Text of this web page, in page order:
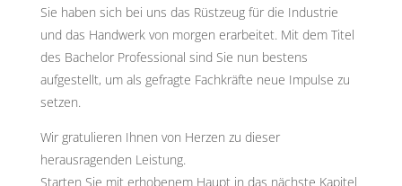
Sie haben sich bei uns das Rüstzeug für die Industrie
und das Handwerk von morgen erarbeitet. Mit dem Titel
des Bachelor Professional sind Sie nun bestens
aufgestellt, um als gefragte Fachkräfte neue Impulse zu
setzen.
Wir gratulieren Ihnen von Herzen zu dieser
herausragenden Leistung.
Starten Sie mit erhobenem Haupt in das nächste Kapitel